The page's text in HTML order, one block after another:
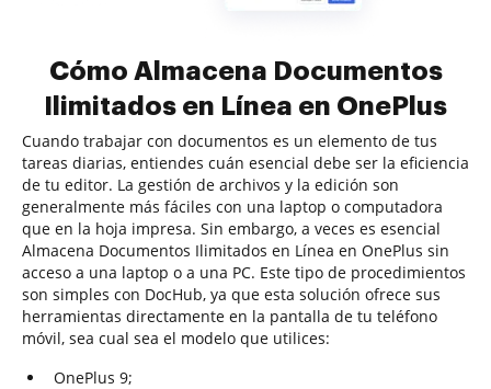
Cómo Almacena Documentos
Ilimitados en Línea en OnePlus
Cuando trabajar con documentos es un elemento de tus
tareas diarias, entiendes cuán esencial debe ser la eficiencia
de tu editor. La gestión de archivos y la edición son
generalmente más fáciles con una laptop o computadora
que en la hoja impresa. Sin embargo, a veces es esencial
Almacena Documentos Ilimitados en Línea en OnePlus sin
acceso a una laptop o a una PC. Este tipo de procedimientos
son simples con DocHub, ya que esta solución ofrece sus
herramientas directamente en la pantalla de tu teléfono
móvil, sea cual sea el modelo que utilices:
OnePlus 9;